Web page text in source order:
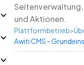
und Aktionen.
Plattformbetrieb>
Awiti CMS -